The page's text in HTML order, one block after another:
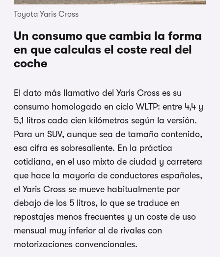
Toyota Yaris Cross
Un consumo que cambia la forma
en que calculas el coste real del
coche
El dato más llamativo del Yaris Cross es su
consumo homologado en ciclo WLTP: entre 4,4 y
5,1 litros cada cien kilómetros según la versión.
Para un SUV, aunque sea de tamaño contenido,
esa cifra es sobresaliente. En la práctica
cotidiana, en el uso mixto de ciudad y carretera
que hace la mayoría de conductores españoles,
el Yaris Cross se mueve habitualmente por
debajo de los 5 litros, lo que se traduce en
repostajes menos frecuentes y un coste de uso
mensual muy inferior al de rivales con
motorizaciones convencionales.